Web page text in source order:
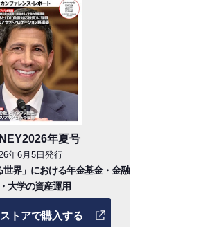
年夏号
年6月5日発行
世界」における年金基金・金融
大学の資産運用
トアで購入する